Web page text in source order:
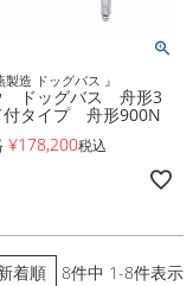
製造 ドッグバス 』
ドッグバス 舟形3
付タイプ 舟形900N
¥178,200税込
着順 8件中 1-8件表示